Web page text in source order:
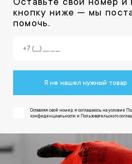
кнопку ниже — мы
помочь.
Я не нашел нужный товар
Оставляя свой номер, я соглашаюсь на условие
конфиденциальности и Пользовательского